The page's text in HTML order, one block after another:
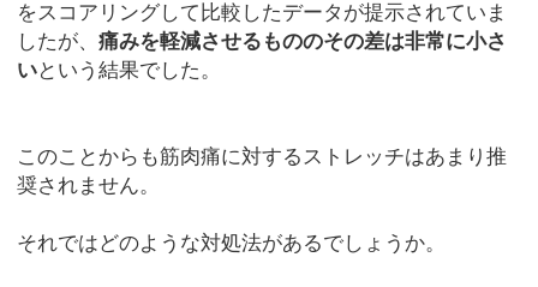
をスコアリングして比較したデータが提示されていま
したが、痛みを軽減させるもののその差は非常に小さ
いという結果でした。
このことからも筋肉痛に対するストレッチはあまり推
奨されません。
それではどのような対処法があるでしょうか。